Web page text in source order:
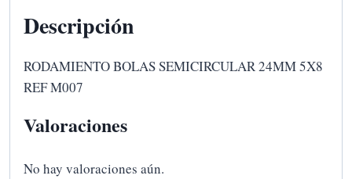
Descripción
RODAMIENTO BOLAS SEMICIRCULAR 24MM 5X8
REF M007
Valoraciones
No hay valoraciones aún.